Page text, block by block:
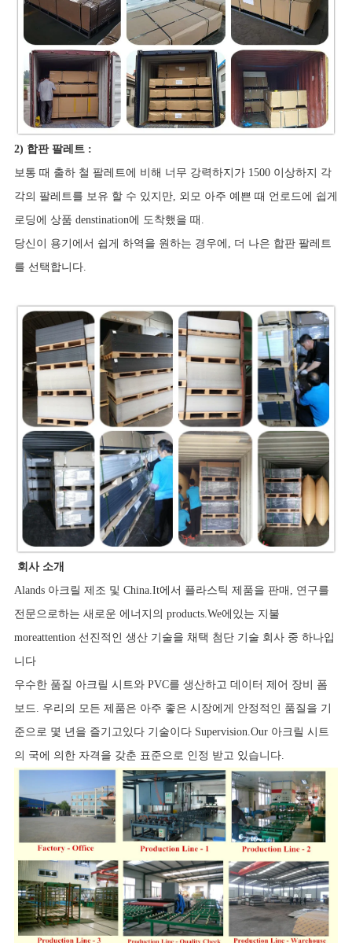
2) 합판 팔레트 :
보통 때 출하 철 팔레트에 비해 너무 강력하지가 1500 이상하지 각
각의 팔레트를 보유 할 수 있지만, 외모 아주 예쁜 때 언로드에 쉽게
로딩에 상품 denstination에 도착했을 때.
당신이 용기에서 쉽게 하역을 원하는 경우에, 더 나은 합판 팔레트
를 선택합니다.
회사 소개
Alands 아크릴 제조 및 China.It에서 플라스틱 제품을 판매, 연구를
전문으로하는 새로운 에너지의 products.We에있는 지불
moreattention 선진적인 생산 기술을 채택 첨단 기술 회사 중 하나입
니다
우수한 품질 아크릴 시트와 PVC를 생산하고 데이터 제어 장비 폼
보드. 우리의 모든 제품은 아주 좋은 시장에게 안정적인 품질을 기
준으로 몇 년을 즐기고있다 기술이다 Supervision.Our 아크릴 시트
의 국에 의한 자격을 갖춘 표준으로 인정 받고 있습니다.